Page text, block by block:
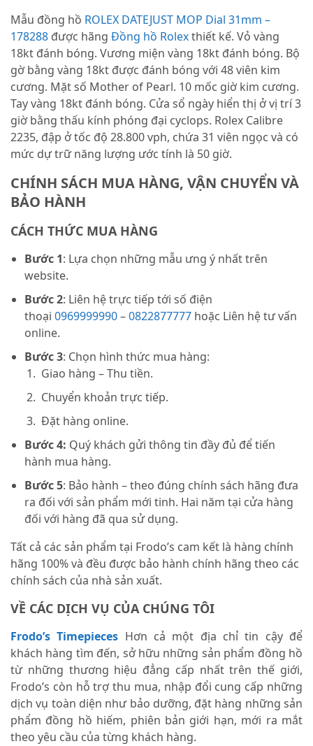
Mẫu đồng hồ ROLEX DATEJUST MOP Dial 31mm –
178288 được hãng Đồng hồ Rolexthiết kế. Vỏ vàng
18kt đánh bóng. Vương miện vàng 18kt đánh bóng. Bộ
gờ bằng vàng 18kt được đánh bóng với 48 viên kim
cương. Mặt số Mother of Pearl. 10 mốc giờ kim cương.
Tay vàng 18kt đánh bóng. Cửa sổ ngày hiển thị ở vị trí 3
giờ bằng thấu kính phóng đại cyclops. Rolex Calibre
2235, đập ở tốc độ 28.800 vph, chứa 31 viên ngọc và có
mức dự trữ năng lượng ước tính là 50 giờ.
CHÍNH SÁCH MUA HÀNG, VẬN CHUYỂN VÀ
BẢO HÀNH
CÁCH THỨC MUA HÀNG
Bước 1: Lựa chọn những mẫu ưng ý nhất trên
website.
Bước 2: Liên hệ trực tiếp tới số điện
thoại 0969999990–0822877777 hoặc Liên hệ tư vấn
online.
Bước 3: Chọn hình thức mua hàng:
Giao hàng – Thu tiền.
Chuyển khoản trực tiếp.
Đặt hàng online.
Bước 4: Quý khách gửi thông tin đầy đủ để tiến
hành mua hàng.
Bước 5: Bảo hành – theo đúng chính sách hãng đưa
ra đối với sản phẩm mới tinh. Hai năm tại cửa hàng
đối với hàng đã qua sử dụng.
Tất cả các sản phẩm tại Frodo’s cam kết là hàng chính
hãng 100% và đều được bảo hành chính hãng theo các
chính sách của nhà sản xuất.
VỀ CÁC DỊCH VỤ CỦA CHÚNG TÔI
Frodo’s Timepieces Hơn cả một địa chỉ tin cậy để
khách hàng tìm đến, sở hữu những sản phẩm đồng hồ
từ những thương hiệu đẳng cấp nhất trên thế giới,
Frodo’s còn hỗ trợ thu mua, nhập đổi cung cấp những
dịch vụ toàn diện như bảo dưỡng, đặt hàng những sản
phẩm đồng hồ hiếm, phiên bản giới hạn, mới ra mắt
theo yêu cầu của từng khách hàng.